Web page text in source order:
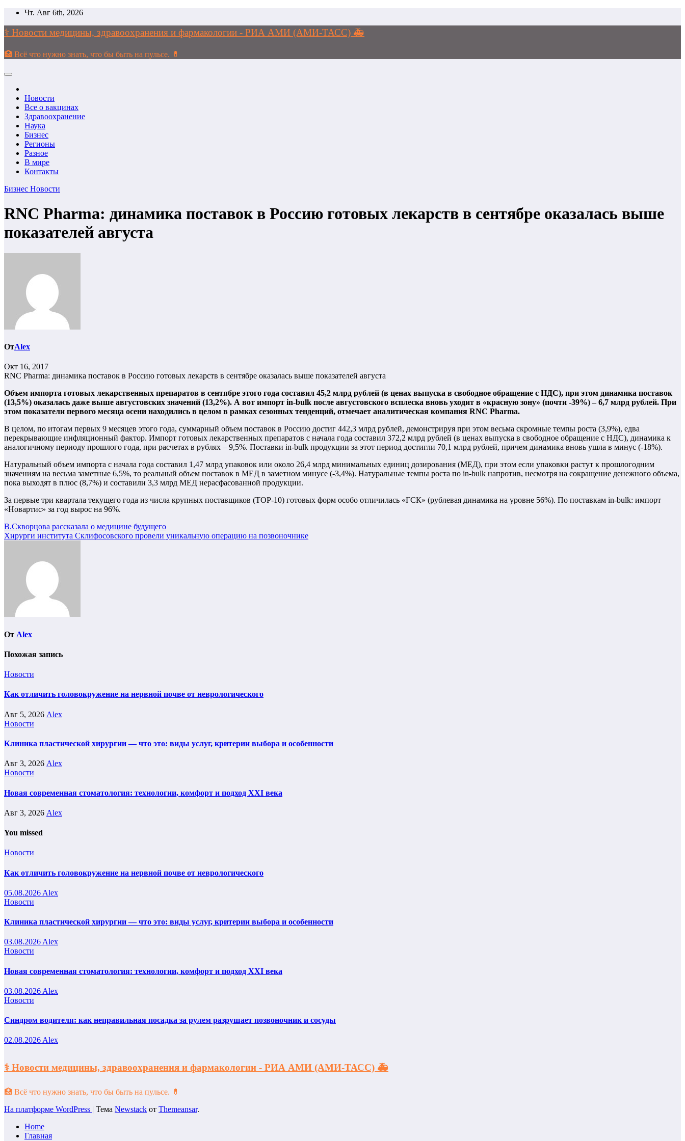
Перейти
содержимому
Чт. Авг 6th, 2026
⚕️ Новости медицины, здравоохранения и фармакологии - РИА АМИ (АМИ-ТАСС) 🚑
🏥 Всё что нужно знать, что бы быть на пульсе. 💊
Новости
Все о вакцинах
Здравоохранение
Наука
Бизнес
Регионы
Разное
В мире
Контакты
Бизнес Новости
RNC Pharma: динамика поставок в Россию готовых лекарств в сентябре оказалась выше
показателей августа
ОтAlex
Окт 16, 2017
RNC Pharma: динамика поставок в Россию готовых лекарств в сентябре оказалась выше показателей августа
Объем импорта готовых лекарственных препаратов в сентябре этого года составил 45,2 млрд рублей (в ценах выпуска в свободное обращение с НДС), при этом динамика поставок
(13,5%) оказалась даже выше августовских значений (13,2%). А вот импорт in-bulk после августовского всплеска вновь уходит в «красную зону» (почти -39%) – 6,7 млрд рублей. При
этом показатели первого месяца осени находились в целом в рамках сезонных тенденций, отмечает аналитическая компания RNC Pharma.
В целом, по итогам первых 9 месяцев этого года, суммарный объем поставок в Россию достиг 442,3 млрд рублей, демонстрируя при этом весьма скромные темпы роста (3,9%), едва
перекрывающие инфляционный фактор. Импорт готовых лекарственных препаратов с начала года составил 372,2 млрд рублей (в ценах выпуска в свободное обращение с НДС), динамика к
аналогичному периоду прошлого года, при расчетах в рублях – 9,5%. Поставки in-bulk продукции за этот период достигли 70,1 млрд рублей, причем динамика вновь ушла в минус (-18%).
Натуральный объем импорта с начала года составил 1,47 млрд упаковок или около 26,4 млрд минимальных единиц дозирования (МЕД), при этом если упаковки растут к прошлогодним
значениям на весьма заметные 6,5%, то реальный объем поставок в МЕД в заметном минусе (-3,4%). Натуральные темпы роста по in-bulk напротив, несмотря на сокращение денежного объема,
пока выходят в плюс (8,7%) и составили 3,3 млрд МЕД нерасфасованной продукции.
За первые три квартала текущего года из числа крупных поставщиков (ТОР-10) готовых форм особо отличилась «ГСК» (рублевая динамика на уровне 56%). По поставкам in-bulk: импорт
«Новартис» за год вырос на 96%.
Навигация
по
В.Скворцова рассказала о медицине будущего
Хирурги института Склифосовского провели уникальную операцию на позвоночнике
От Alex
Похожая запись
Новости
Как отличить головокружение на нервной почве от неврологического
Авг 5, 2026 Alex
Новости
Клиника пластической хирургии — что это: виды услуг, критерии выбора и особенности
Авг 3, 2026 Alex
Новости
Новая современная стоматология: технологии, комфорт и подход XXI века
Авг 3, 2026 Alex
You missed
Новости
Как отличить головокружение на нервной почве от неврологического
05.08.2026 Alex
Новости
Клиника пластической хирургии — что это: виды услуг, критерии выбора и особенности
03.08.2026 Alex
Новости
Новая современная стоматология: технологии, комфорт и подход XXI века
03.08.2026 Alex
Новости
Синдром водителя: как неправильная посадка за рулем разрушает позвоночник и сосуды
02.08.2026Alex
⚕️ Новости медицины, здравоохранения и фармакологии - РИА АМИ (АМИ-ТАСС) 🚑
🏥 Всё что нужно знать, что бы быть на пульсе. 💊
На платформе WordPress | Тема Newstack от Themeansar.
Home
Главная